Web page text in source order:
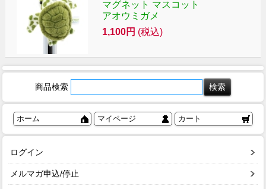
マグネット マスコット
アオウミガメ
1,100円 (税込)
商品検索
ホーム マイページ カート
ログイン
メルマガ申込/停止